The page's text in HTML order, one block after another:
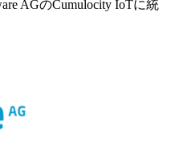
AGのCumulocity IoTに統